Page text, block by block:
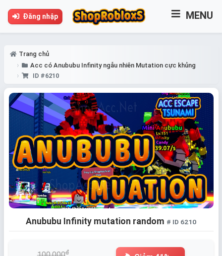
Đăng nhập MENU
Trang chủ
Acc có Anububu Infinity ngẫu nhiên Mutation cực khủng
ID #6210
Anububu Infinity mutation random # ID 6210
đ